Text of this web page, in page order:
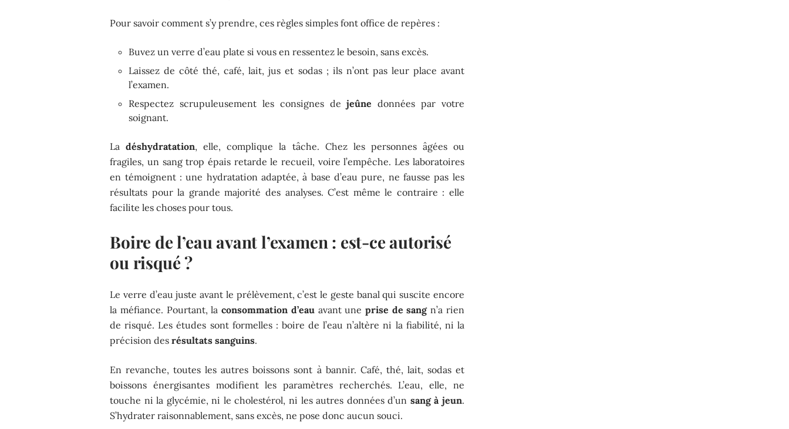
Pour savoir comment s’y prendre, ces règles simples font office de repères :
Buvez un verre d’eau plate si vous en ressentez le besoin, sans excès.
Laissez de côté thé, café, lait, jus et sodas ; ils n’ont pas leur place avant
l’examen.
Respectez scrupuleusement les consignes dejeûne données par votre
soignant.
Ladéshydratation, elle, complique la tâche. Chez les personnes âgées ou
fragiles, un sang trop épais retarde le recueil, voire l’empêche. Les laboratoires
en témoignent : une hydratation adaptée, à base d’eau pure, ne fausse pas les
résultats pour la grande majorité des analyses. C’est même le contraire : elle
facilite les choses pour tous.
Boire de l’eau avant l’examen : est-ce autorisé
ou risqué ?
Le verre d’eau juste avant le prélèvement, c’est le geste banal qui suscite encore
la méfiance. Pourtant, laconsommation d’eau avant une prise de sangn’a rien
de risqué. Les études sont formelles : boire de l’eau n’altère ni la fiabilité, ni la
précision desrésultats sanguins.
En revanche, toutes les autres boissons sont à bannir. Café, thé, lait, sodas et
boissons énergisantes modifient les paramètres recherchés. L’eau, elle, ne
touche ni la glycémie, ni le cholestérol, ni les autres données d’un sang à jeun.
S’hydrater raisonnablement, sans excès, ne pose donc aucun souci.